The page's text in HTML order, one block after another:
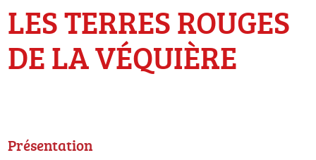
LES TERRES ROUGES
DE LA VÉQUIÈRE
Présentation